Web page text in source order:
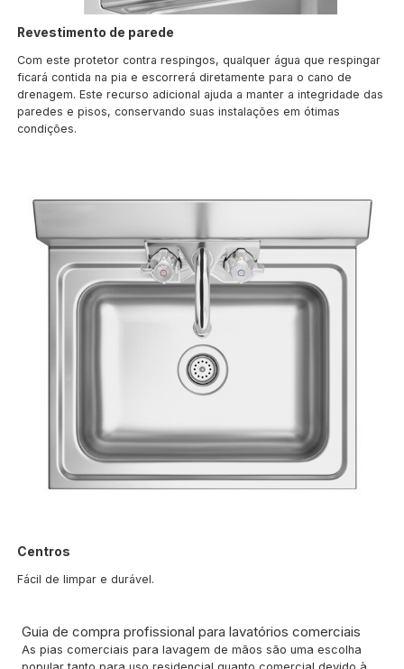
Revestimento de parede
Com este protetor contra respingos, qualquer água que respingar
ficará contida na pia e escorrerá diretamente para o cano de
drenagem. Este recurso adicional ajuda a manter a integridade das
paredes e pisos, conservando suas instalações em ótimas
condições.
Centros
Fácil de limpar e durável.
Guia de compra profissional para lavatórios comerciais
As pias comerciais para lavagem de mãos são uma escolha